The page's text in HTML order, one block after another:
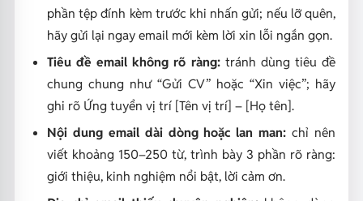
phần tệp đính kèm trước khi nhấn gửi; nếu lỡ quên,
hãy gửi lại ngay email mới kèm lời xin lỗi ngắn gọn.
Tiêu đề email không rõ ràng:tránh dùng tiêu đề
chung chung như “Gửi CV” hoặc “Xin việc”; hãy
ghi rõ Ứng tuyển vị trí [Tên vị trí] – [Họ tên].
Nội dung email dài dòng hoặc lan man: chỉ nên
viết khoảng 150–250 từ, trình bày 3 phần rõ ràng:
giới thiệu, kinh nghiệm nổi bật, lời cảm ơn.